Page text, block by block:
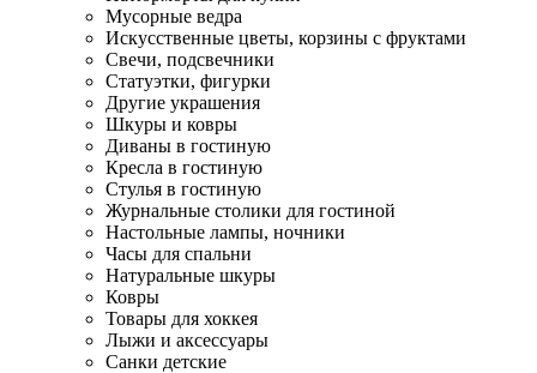
Мусорные ведра
Искусственные цветы, корзины с фруктами
Свечи, подсвечники
Статуэтки, фигурки
Другие украшения
Шкуры и ковры
Диваны в гостиную
Кресла в гостиную
Стулья в гостиную
Журнальные столики для гостиной
Настольные лампы, ночники
Часы для спальни
Натуральные шкуры
Ковры
Товары для хоккея
Лыжи и аксессуары
Санки детские